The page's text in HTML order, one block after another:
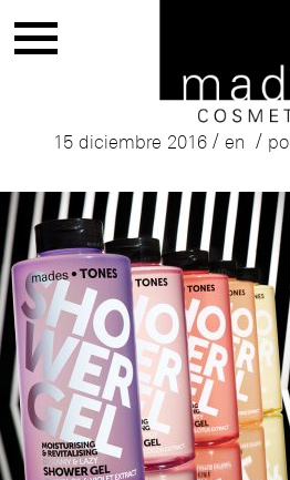
15 diciembre 2016 / en /